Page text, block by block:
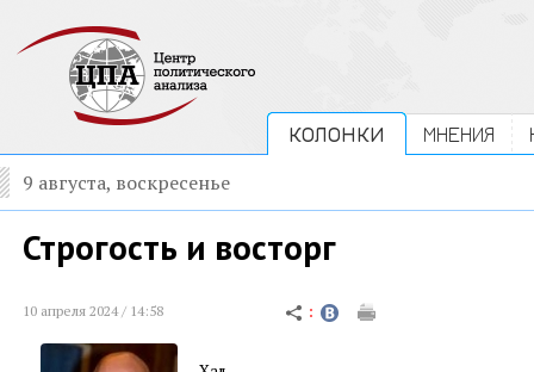
КОЛОНКИ МНЕНИЯ
9 августа, воскресенье
Строгость и восторг
10 апреля 2024 / 14:58